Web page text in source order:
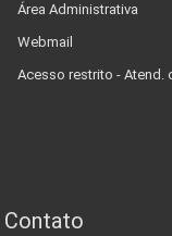
Área Administrativa
Webmail
Acesso restrito - Atend.
Contato